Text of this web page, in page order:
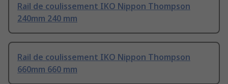
Rail de coulissement IKO Nippon Thompson
240mm 240 mm
Rail de coulissement IKO Nippon Thompson
660mm 660 mm